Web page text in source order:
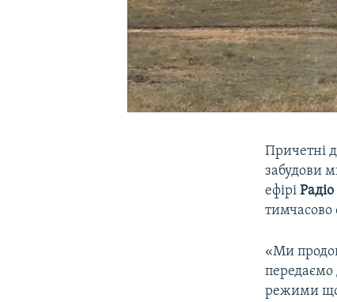
Причетні
забудови
ефірі
тимчасово
«Ми
передаємо
режими